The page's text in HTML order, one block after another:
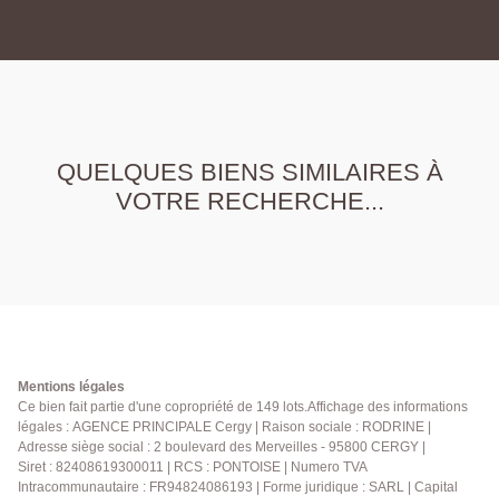
QUELQUES BIENS SIMILAIRES À
VOTRE RECHERCHE...
Mentions légales
Ce bien fait partie d'une copropriété de 149 lots.Affichage des informations
légales : AGENCE PRINCIPALE Cergy | Raison sociale : RODRINE |
Adresse siège social : 2 boulevard des Merveilles - 95800 CERGY |
Siret : 82408619300011 | RCS : PONTOISE | Numero TVA
Intracommunautaire : FR94824086193 | Forme juridique : SARL | Capital